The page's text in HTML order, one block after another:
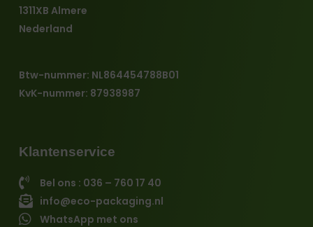
Klantenservice
Bel ons : 036 – 760 17 40
info@eco-packaging.nl
WhatsApp met ons
1311XB Almere
Nederland
Btw-nummer: NL864454788B01
KvK-nummer: 87938987